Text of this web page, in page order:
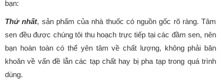
bạn:
Thứ nhất, sản phẩm của nhà thuốc có nguồn gốc rõ ràng. Tâm
sen đều được chúng tôi thu hoạch trực tiếp tại các đầm sen, nên
bạn hoàn toàn có thể yên tâm về chất lượng, không phải băn
khoăn về vấn đề lẫn các tạp chất hay bị pha tạp trong quá trình
dùng.